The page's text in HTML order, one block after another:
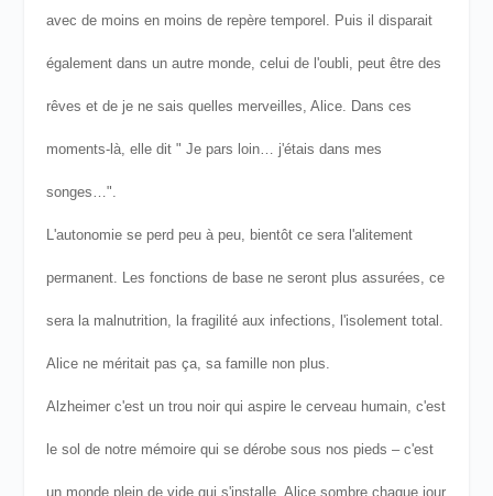
avec de moins en moins de repère temporel. Puis il disparait
également dans un autre monde, celui de l'oubli, peut être des
rêves et de je ne sais quelles merveilles, Alice. Dans ces
moments-là, elle dit " Je pars loin… j'étais dans mes
songes…".
L'autonomie se perd peu à peu, bientôt ce sera l'alitement
permanent. Les fonctions de base ne seront plus assurées, ce
sera la malnutrition, la fragilité aux infections, l'isolement total.
Alice ne méritait pas ça, sa famille non plus.
Alzheimer c'est un trou noir qui aspire le cerveau humain, c'est
le sol de notre mémoire qui se dérobe sous nos pieds – c'est
un monde plein de vide qui s'installe. Alice sombre chaque jour